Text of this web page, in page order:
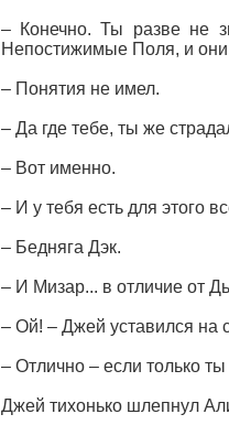
– Конечно. Ты разве не
Непостижимые Поля, и они
– Понятия не имел.
– Да где тебе, ты же
– Вот именно.
– И у тебя есть для этого
– Бедняга Дэк.
– И Мизар... в отличие от
– Ой! – Джей уставился на
– Отлично – если только
Джей тихонько шлепнул